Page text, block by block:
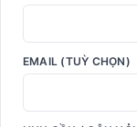
EMAIL (TUỲ CHỌN)